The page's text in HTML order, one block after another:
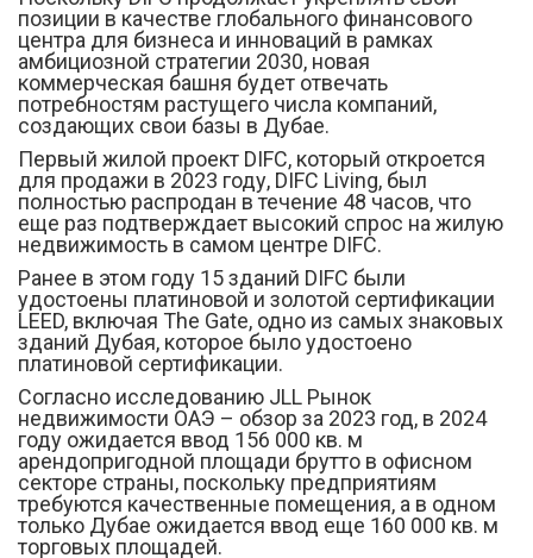
позиции в качестве глобального финансового
центра для бизнеса и инноваций в рамках
амбициозной стратегии 2030, новая
коммерческая башня будет отвечать
потребностям растущего числа компаний,
создающих свои базы в Дубае.
Первый жилой проект DIFC, который откроется
для продажи в 2023 году, DIFC Living, был
полностью распродан в течение 48 часов, что
еще раз подтверждает высокий спрос на жилую
недвижимость в самом центре DIFC.
Ранее в этом году 15 зданий DIFC были
удостоены платиновой и золотой сертификации
LEED, включая The Gate, одно из самых знаковых
зданий Дубая, которое было удостоено
платиновой сертификации.
Согласно исследованию JLL Рынок
недвижимости ОАЭ – обзор за 2023 год, в 2024
году ожидается ввод 156 000 кв. м
арендопригодной площади брутто в офисном
секторе страны, поскольку предприятиям
требуются качественные помещения, а в одном
только Дубае ожидается ввод еще 160 000 кв. м
торговых площадей.